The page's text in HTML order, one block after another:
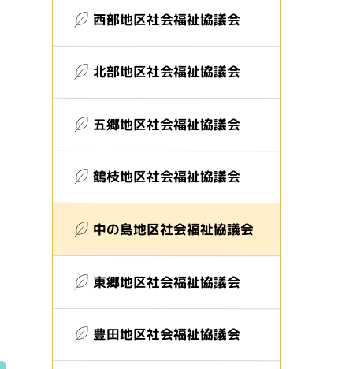
西部地区社会福祉協議会
北部地区社会福祉協議会
五郷地区社会福祉協議会
鶴枝地区社会福祉協議会
中の島地区社会福祉協議会
東郷地区社会福祉協議会
豊田地区社会福祉協議会